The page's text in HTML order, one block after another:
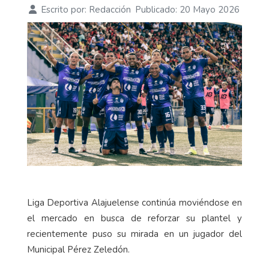
Escrito por: Redacción Publicado: 20 Mayo 2026
Liga Deportiva Alajuelense continúa moviéndose en
el mercado en busca de reforzar su plantel y
recientemente puso su mirada en un jugador del
Municipal Pérez Zeledón.